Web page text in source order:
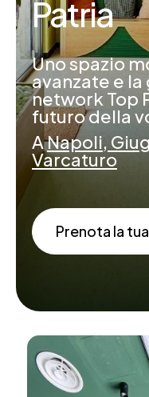
Patria
Uno spazio
avanzate e
network Top
futuro della
ANapoli,
Varcaturo
Prenota la